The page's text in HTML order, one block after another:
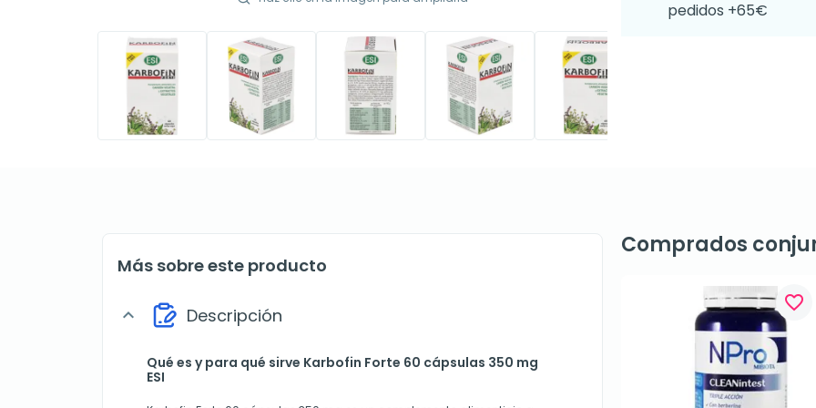
pedidos +65€
Más sobre este producto
expand_more Descripción
Qué es y para qué sirve Karbofin Forte 60 cápsulas 350 mg
ESI
Comprados
favorite_border